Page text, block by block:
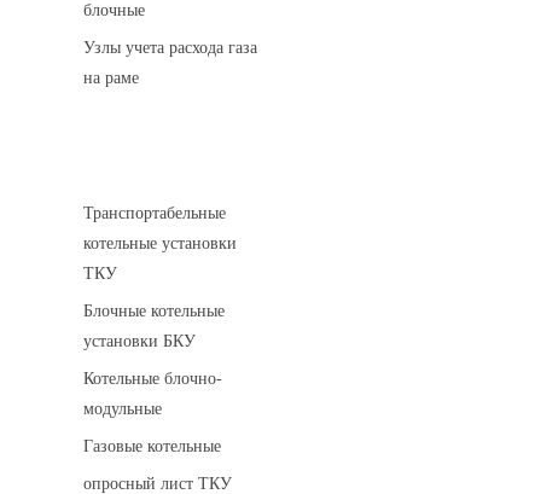
блочные
Узлы учета расхода газа
на раме
Транспортабельные
котельные установки
ТКУ
Блочные котельные
установки БКУ
Котельные блочно-
модульные
Газовые котельные
опросный лист ТКУ